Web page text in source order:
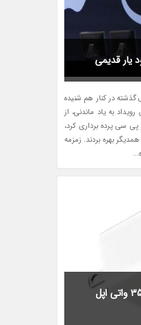
یار قدیمی
دو نامی هستند که در 15 سال گذشته در کنار هم شنیده
به یاد ماندنی، از
پی سی پرده برداری کرد،
بهره بردند. زمزمه
تصویری از بسته بندی شارژر 35 واتی اپل